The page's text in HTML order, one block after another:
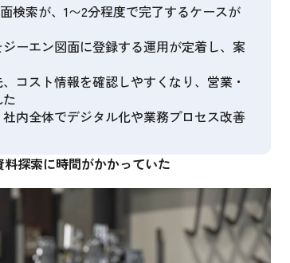
検索が、1〜2分程度で完了するケースが
ーエン図面に登録する運用が定着し、案
コスト情報を確認しやすくなり、営業・
内全体でデジタル化や業務プロセス改善
探索に時間がかかっていた